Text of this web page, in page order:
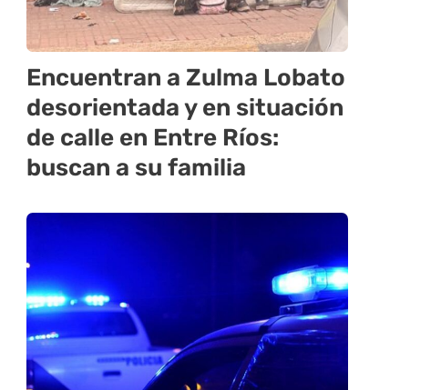
Encuentran a Zulma Lobato
desorientada y en situación
de calle en Entre Ríos:
buscan a su familia